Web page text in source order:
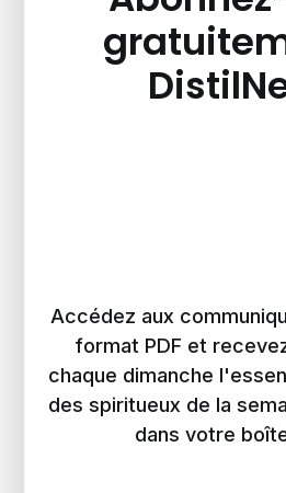
Accédez aux
format PDF et
chaque dimanche
des spiritueux de la
dans votre